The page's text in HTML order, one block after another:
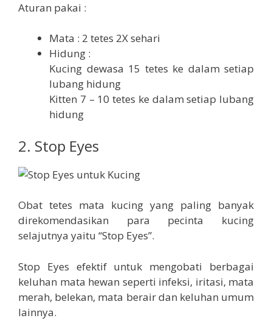
Aturan pakai :
Mata : 2 tetes 2X sehari
Hidung :
Kucing dewasa 15 tetes ke dalam setiap
lubang hidung
Kitten 7 – 10 tetes ke dalam setiap lubang
hidung
2. Stop Eyes
Obat tetes mata kucing yang paling banyak
direkomendasikan para pecinta kucing
selajutnya yaitu “Stop Eyes”.
Stop Eyes efektif untuk mengobati berbagai
keluhan mata hewan seperti infeksi, iritasi, mata
merah, belekan, mata berair dan keluhan umum
lainnya.